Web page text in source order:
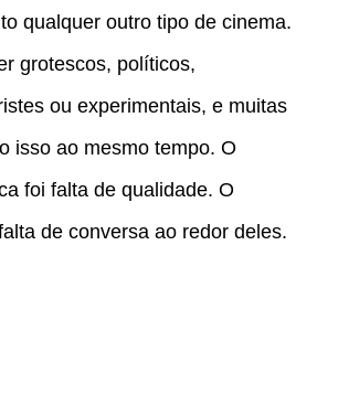
qualquer outro tipo de cinema.
grotescos, políticos,
ou experimentais, e muitas
isso ao mesmo tempo. O
foi falta de qualidade. O
de conversa ao redor deles.